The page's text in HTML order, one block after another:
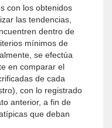
con los obtenidos
las tendencias,
dentro de
mínimos de
se efectúa
en comparar el
de cada
con lo registrado
anterior, a fin de
que deban